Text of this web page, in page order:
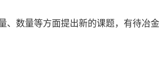
、数量等方面提出新的课题，有待冶